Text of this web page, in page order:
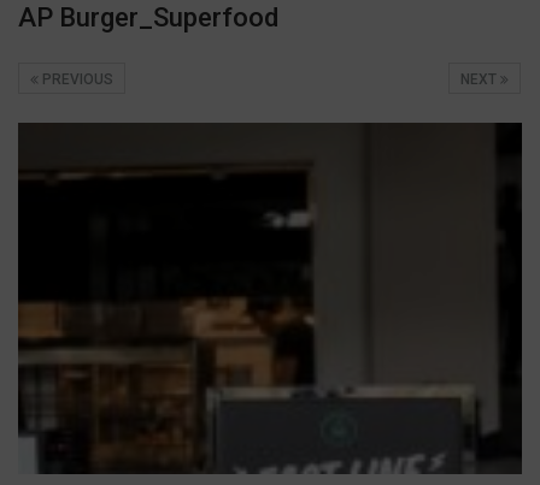
AP Burger_Superfood
NEXT
PREVIOUS